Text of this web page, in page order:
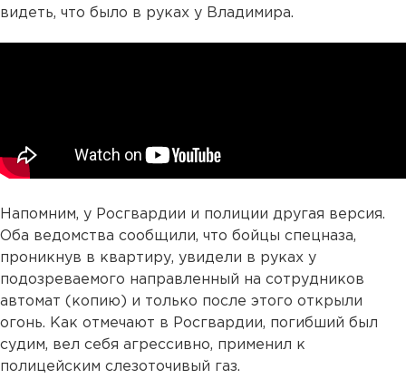
видеть, что было в руках у Владимира.
Напомним, у Росгвардии и полиции другая версия.
Оба ведомства сообщили, что бойцы спецназа,
проникнув в квартиру, увидели в руках у
подозреваемого направленный на сотрудников
автомат (копию) и только после этого открыли
огонь. Как отмечают в Росгвардии, погибший был
судим, вел себя агрессивно, применил к
полицейским слезоточивый газ.